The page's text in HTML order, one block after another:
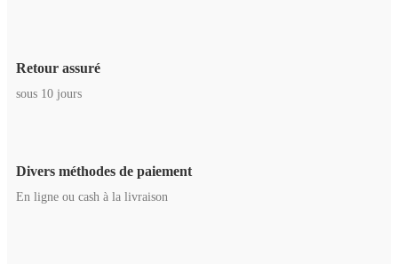
Retour assuré
sous 10 jours
Divers méthodes de paiement
En ligne ou cash à la livraison